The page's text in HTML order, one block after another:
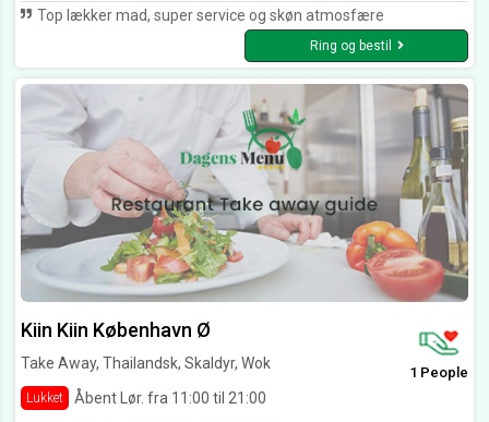
Top lækker mad, super service og skøn atmosfære
Ring og bestil
Kiin Kiin København Ø
Take Away, Thailandsk, Skaldyr, Wok
Lukket Åbent Lør. fra 11:00 til 21:00
1 People